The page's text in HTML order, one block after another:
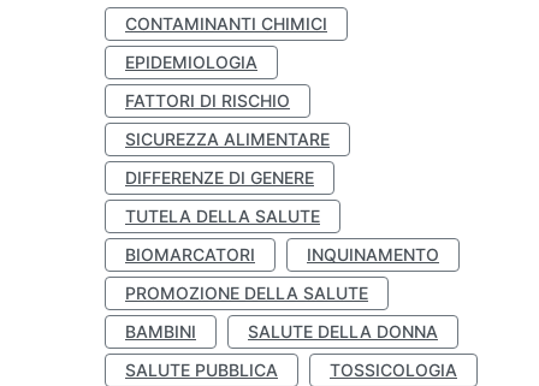
CONTAMINANTI CHIMICI
EPIDEMIOLOGIA
FATTORI DI RISCHIO
SICUREZZA ALIMENTARE
DIFFERENZE DI GENERE
TUTELA DELLA SALUTE
BIOMARCATORI
INQUINAMENTO
PROMOZIONE DELLA SALUTE
BAMBINI
SALUTE DELLA DONNA
SALUTE PUBBLICA
TOSSICOLOGIA